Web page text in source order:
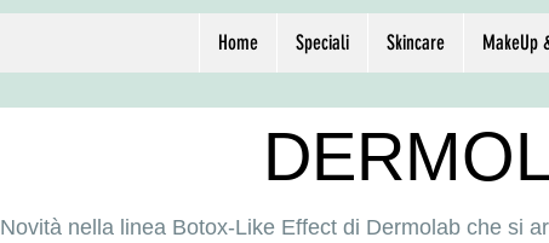
Home Speciali Skincare MakeUp
Novità nella linea Botox-Like Effect di Dermolab che si